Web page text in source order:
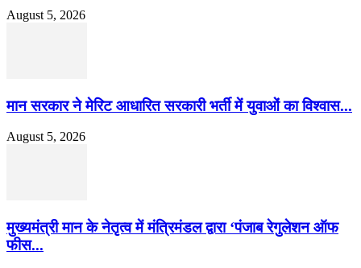
August 5, 2026
मान सरकार ने मेरिट आधारित सरकारी भर्ती में युवाओं का विश्वास...
August 5, 2026
मुख्यमंत्री मान के नेतृत्व में मंत्रिमंडल द्वारा ‘पंजाब रेगुलेशन ऑफ
फीस...